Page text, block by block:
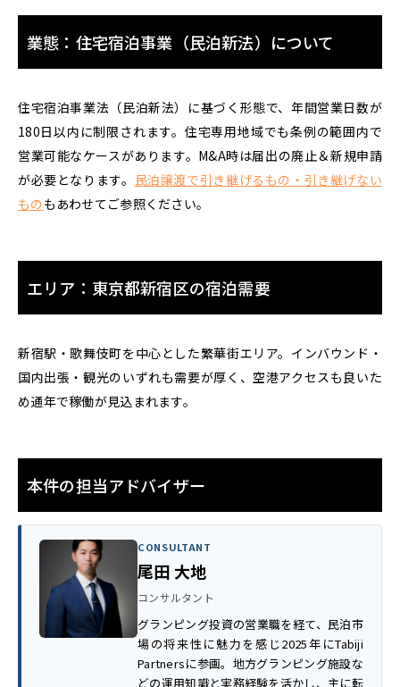
業態：住宅宿泊事業（民泊新法）について
住宅宿泊事業法（民泊新法）に基づく形態で、年間営業日数が
180日以内に制限されます。住宅専用地域でも条例の範囲内で
営業可能なケースがあります。M&A時は届出の廃止＆新規申請
が必要となります。 民泊譲渡で引き継げるもの・引き継げない
もの もあわせてご参照ください。
エリア：東京都新宿区の宿泊需要
新宿駅・歌舞伎町を中心とした繁華街エリア。インバウンド・
国内出張・観光のいずれも需要が厚く、空港アクセスも良いた
め通年で稼働が見込まれます。
本件の担当アドバイザー
CONSULTANT
尾田 大地
コンサルタント
グランピング投資の営業職を経て、民泊市
場の将来性に魅力を感じ2025年にTabiji
Partnersに参画。地方グランピング施設な
どの運用知識と実務経験を活かし、主に転